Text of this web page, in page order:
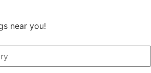
near you!